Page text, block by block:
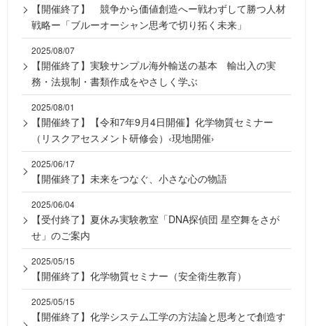
【開催終了】 競争から価値創造へー戦わずして勝つ人材
戦略ー「ブルーオーシャン思考で切り拓く未来」
2025/08/07
【開催終了】実験サンプル海外輸送の基本 輸出入の実
務・法規制・書類作成をやさしく学ぶ
2025/08/01
【開催終了】【令和7年9月4日開催】化学物質セミナー
（リスクアセスメント研修会）‹現地開催›
2025/06/17
【開催終了】未来をつなぐ、小さな心の物語
2025/06/04
【受付終了】夏休み実験教室「DNA探偵団 星空舞をさが
せ」のご案内
2025/05/15
【開催終了】化学物質セミナー（安全衛生教育）
2025/05/15
【開催終了】化学システム工学の方法論と思考とで創造す